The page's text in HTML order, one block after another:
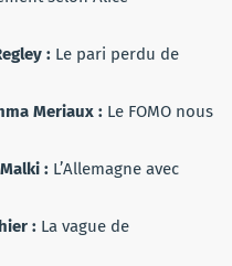
: Le pari perdu de
Meriaux : Le FOMO nous
: L’Allemagne avec
: La vague de